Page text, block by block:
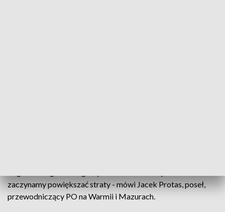
zaczynamy powiększać straty - mówi Jacek Protas, poseł,
przewodniczący PO na Warmii i Mazurach.